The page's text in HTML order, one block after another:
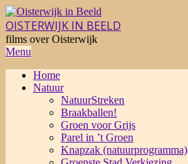
Skip
to
content
OISTERWIJK IN BEELD
films over Oisterwijk
Primary
Menu
Menu
Home
Natuur
NatuurStreken
Braakballen!
Groen voor Grijs
Parel in ’t Groen
Knapzak (natuurprogramma)